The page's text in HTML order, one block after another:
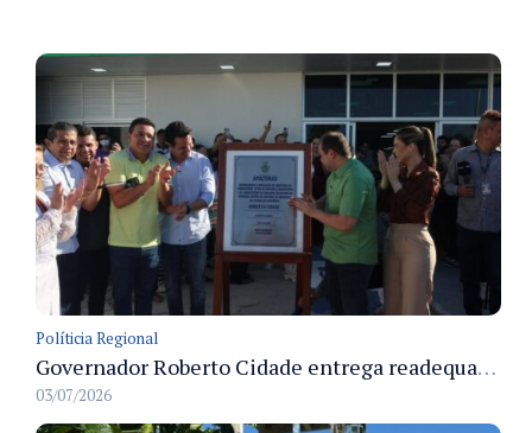
Políticia Regional
Governador Roberto Cidade entrega readequação do ambulatório da FCecon e amplia capacidade de atendimento oncológico em Manaus
03/07/2026